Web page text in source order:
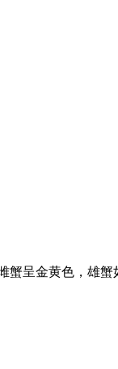
呈金黄色，雄